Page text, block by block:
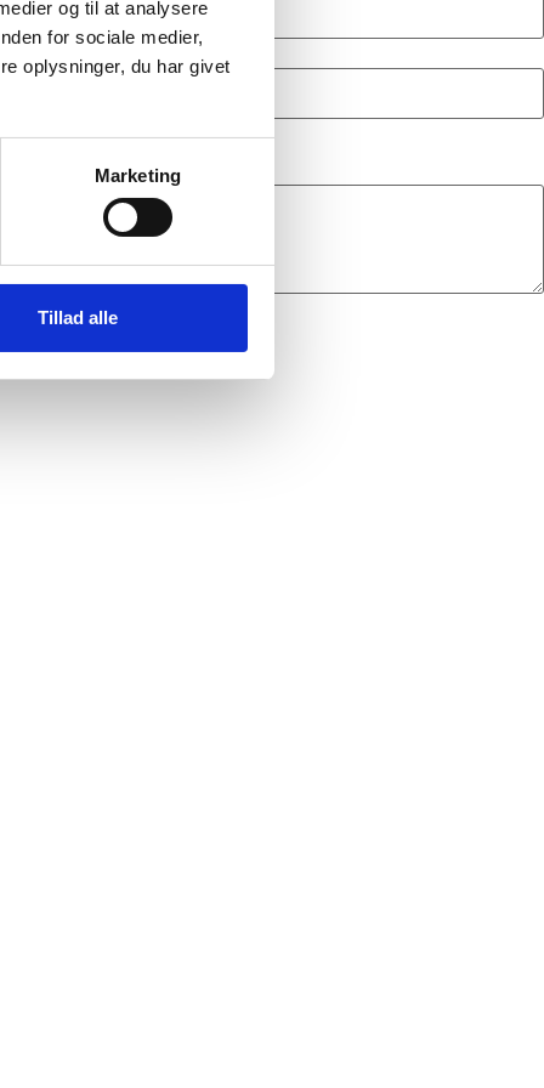
og til at analysere
for sociale medier,
oplysninger, du har givet
Marketing
Tillad alle